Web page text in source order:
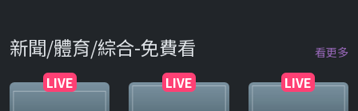
新聞/體育/綜合-免費看 看更多
LIVE LIVE LIVE